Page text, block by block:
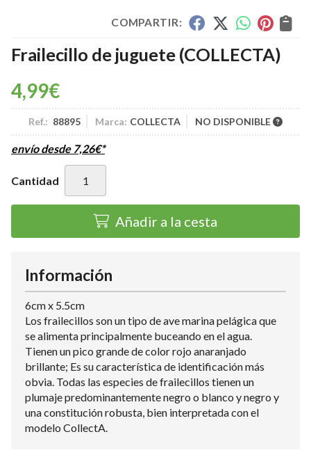
COMPARTIR:
Frailecillo de juguete (COLLECTA)
4,99€
Ref.: 88895 Marca: COLLECTA NO DISPONIBLE
envío desde 7,26€*
Cantidad
Añadir a la cesta
Información
6cm x 5.5cm
Los frailecillos son un tipo de ave marina pelágica que
se alimenta principalmente buceando en el agua.
Tienen un pico grande de color rojo anaranjado
brillante; Es su característica de identificación más
obvia. Todas las especies de frailecillos tienen un
plumaje predominantemente negro o blanco y negro y
una constitución robusta, bien interpretada con el
modelo CollectA.